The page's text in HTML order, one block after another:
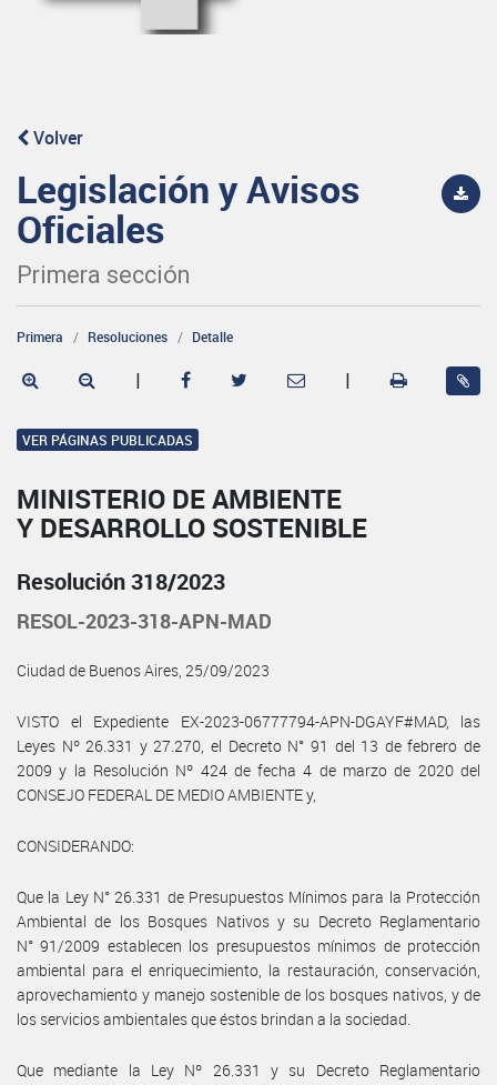
Volver
Legislación y Avisos
Oficiales
Primera sección
Primera Resoluciones Detalle
| |
VER PÁGINAS PUBLICADAS
MINISTERIO DE AMBIENTE
Y DESARROLLO SOSTENIBLE
Resolución 318/2023
RESOL-2023-318-APN-MAD
Ciudad de Buenos Aires, 25/09/2023
VISTO el Expediente EX-2023-06777794-APN-DGAYF#MAD, las
Leyes Nº 26.331 y 27.270, el Decreto N° 91 del 13 de febrero de
2009 y la Resolución Nº 424 de fecha 4 de marzo de 2020 del
CONSEJO FEDERAL DE MEDIO AMBIENTE y,
CONSIDERANDO:
Que la Ley N° 26.331 de Presupuestos Mínimos para la Protección
Ambiental de los Bosques Nativos y su Decreto Reglamentario
N° 91/2009 establecen los presupuestos mínimos de protección
ambiental para el enriquecimiento, la restauración, conservación,
aprovechamiento y manejo sostenible de los bosques nativos, y de
los servicios ambientales que éstos brindan a la sociedad.
Que mediante la Ley Nº 26.331 y su Decreto Reglamentario